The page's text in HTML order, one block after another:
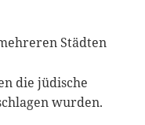
Städten
die jüdische
wurden.